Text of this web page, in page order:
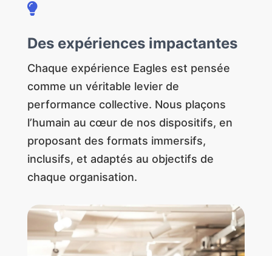

Des expériences impactantes
Chaque expérience Eagles est pensée
comme un véritable levier de
performance collective. Nous plaçons
l’humain au cœur de nos dispositifs, en
proposant des formats immersifs,
inclusifs, et adaptés au objectifs de
chaque organisation.